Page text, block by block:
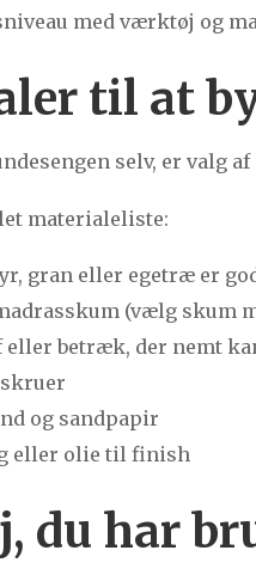
med værktøj og
til at
selv, er valg
materialeliste:
gran eller egetræ er
(vælg skum
betræk, der nemt
og sandpapir
eller olie til finish
du har